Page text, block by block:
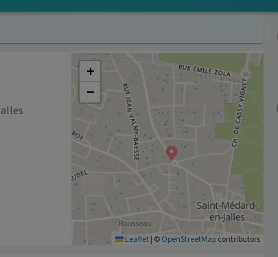
+
−
Leaflet| ©OpenStreetMapcontributors